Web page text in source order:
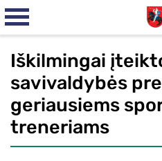
Iškilmingai
savivaldybės
geriausiems
treneriams